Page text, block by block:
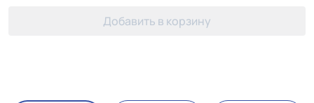
Добавить в корзину